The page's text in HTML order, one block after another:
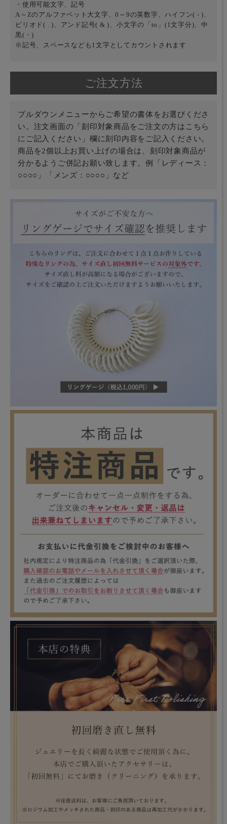
・使用可能文字、記号
A～Zのアルファベット大文字、0～9の英数字、ハイフン( - )、
ピリオド( . )、アンド記号( & )、小文字の「to」(1文字分)、中
黒(・)
※記号、スペースなども1文字としてカウントされます
ご注文方法
プルダウンメニューからご希望の書体をお選びくださ
い。注文画面の「刻印対象商品をご注文の方はこちら
にご記入ください」欄に刻印内容をご記入ください。
商品を2個以上お買い上げの場合は、刻印対象商品が
分かるようご併記お願い致します。例「レディース：
○○○○」「メンズ：○○○○」など